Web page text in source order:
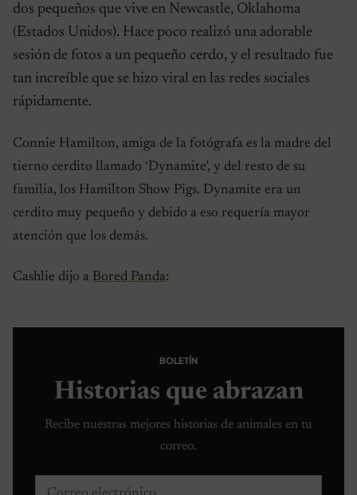
dos pequeños que vive en Newcastle, Oklahoma
(Estados Unidos). Hace poco realizó una adorable
sesión de fotos a un pequeño cerdo, y el resultado fue
tan increíble que se hizo viral en las redes sociales
rápidamente.
Connie Hamilton, amiga de la fotógrafa es la madre del
tierno cerdito llamado ‘Dynamite’, y del resto de su
familia, los Hamilton Show Pigs. Dynamite era un
cerdito muy pequeño y debido a eso requería mayor
atención que los demás.
Cashlie dijo a Bored Panda:
BOLETÍN
Historias que abrazan
Recibe nuestras mejores historias de animales en tu
correo.
Correo electrónico